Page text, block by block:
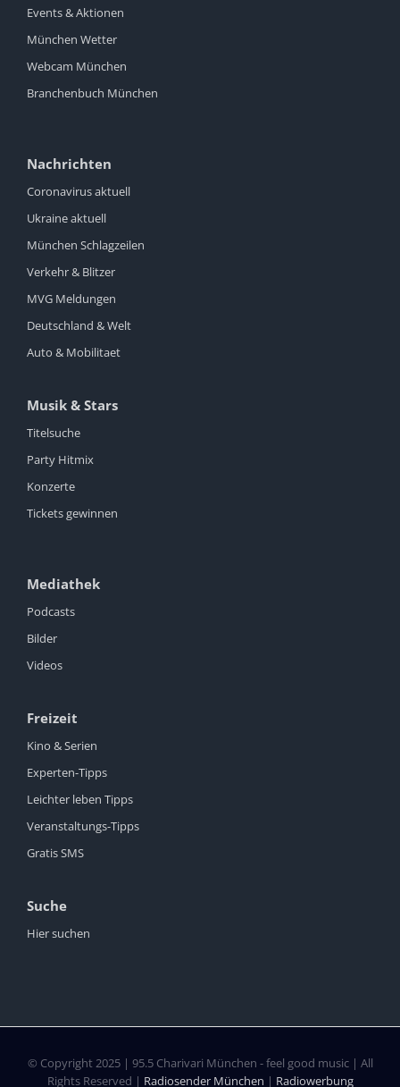
Events & Aktionen
München Wetter
Webcam München
Branchenbuch München
Nachrichten
Coronavirus aktuell
Ukraine aktuell
München Schlagzeilen
Verkehr & Blitzer
MVG Meldungen
Deutschland & Welt
Auto & Mobilitaet
Musik & Stars
Titelsuche
Party Hitmix
Konzerte
Tickets gewinnen
Mediathek
Podcasts
Bilder
Videos
Freizeit
Kino & Serien
Experten-Tipps
Leichter leben Tipps
Veranstaltungs-Tipps
Gratis SMS
Suche
Hier suchen
© Copyright 2025 | 95.5 Charivari München - feel good music | All
Rights Reserved | Radiosender München | Radiowerbung